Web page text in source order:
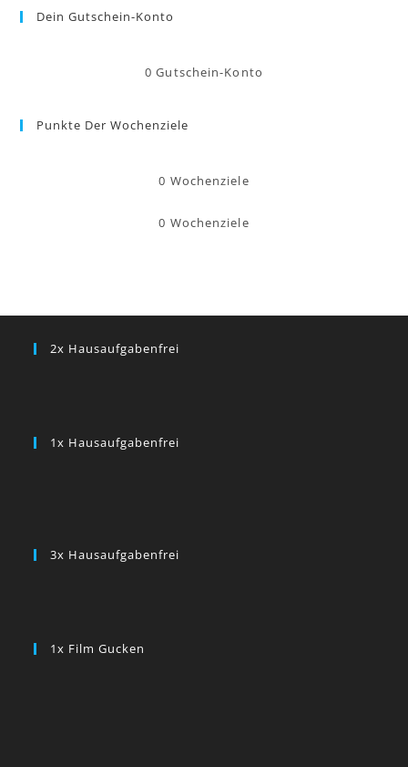
Dein Gutschein-Konto
0 Gutschein-Konto
Punkte Der Wochenziele
0 Wochenziele
0 Wochenziele
2x Hausaufgabenfrei
1x Hausaufgabenfrei
3x Hausaufgabenfrei
1x Film Gucken